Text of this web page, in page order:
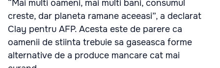
“Mai multi oameni, mai multi bani, consumul
creste, dar planeta ramane aceeasi”, a declarat
Clay pentru AFP. Acesta este de parere ca
oamenii de stiinta trebuie sa gaseasca forme
alternative de a produce mancare cat mai